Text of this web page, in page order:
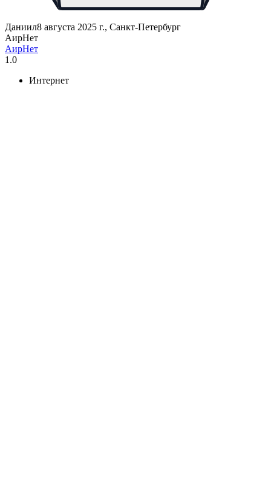
Даниил8 августа 2025 г., Санкт-Петербург
АирНет
АирНет
1.0
Интернет